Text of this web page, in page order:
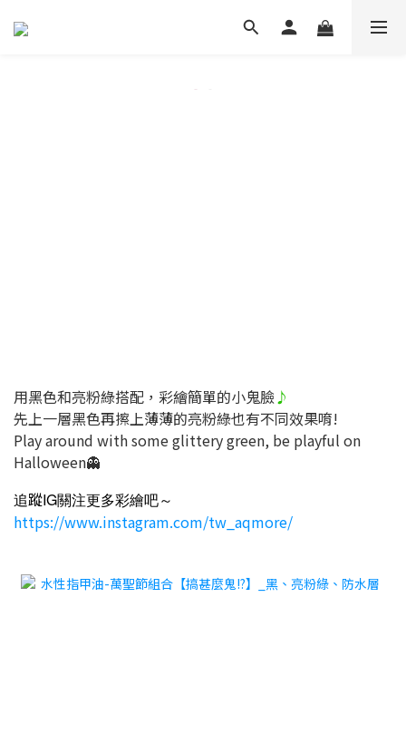
用黑色和亮粉綠搭配，彩繪簡單的小鬼臉♪
先上一層黑色再擦上薄薄的亮粉綠也有不同效果唷!
Play around with some glittery green, be playful on
Halloween👻
追蹤IG關注更多彩繪吧～
https://www.instagram.com/tw_aqmore/